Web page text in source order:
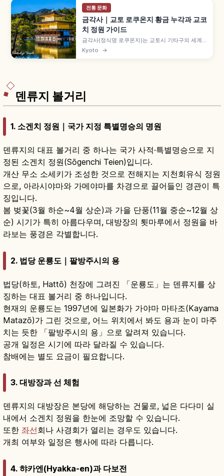
전통 문화
금각사｜교토 로쿠온지 황금 누각과 교코
치 정원 가이드
금각사(정식명 로쿠온지)는 교토시 기타구의 세계
문화유산 사찰로, 금박 3층 누각 샤리덴이 상징입니
다. 교코치 연못에 비친 금각, 가을 단풍, 입장료와
Kyoto →
덴류지 볼거리
1. 소겐치 정원｜국가 지정 특별명승의 명원
덴류지의 대표 볼거리 중 하나는 국가 사적·특별명승으로 지
정된 소겐치 정원(Sōgenchi Teien)입니다.
개산 무소 소세키가 조성한 것으로 전해지는 지천회유식 정원
으로, 아라시야마와 가메야마를 차경으로 끌어들인 경관이 특
징입니다.
봄 벚꽃(3월 하순~4월 상순)과 가을 단풍(11월 중순~12월 상
순) 시기가 특히 아름다우며, 대방장의 툇마루에서 정원을 바
라보는 풍경은 각별합니다.
2. 법당 운룡도｜팔방주시의 용
법당(하토, Hattō) 천장에 그려진 「운룡도」는 덴류지를 상
징하는 대표 볼거리 중 하나입니다.
현재의 운룡도는 1997년에 일본화가 가야마 마타조(Kayama
Matazō)가 그린 것으로, 어느 위치에서 봐도 용과 눈이 마주
치는 듯한 「팔방주시의 용」으로 알려져 있습니다.
공개 일정은 시기에 따라 달라질 수 있습니다.
참배에는 별도 요금이 필요합니다.
3. 대방장과 선 체험
덴류지의 대방장은 본당에 해당하는 건물로, 넓은 다다미 실
내에서 소겐치 정원을 한눈에 조망할 수 있습니다.
또한 좌선회나 사경회가 열리는 경우도 있습니다.
개최 여부와 일정은 행사에 따라 다릅니다.
4. 햐카엔(Hyakka-en)과 다보전